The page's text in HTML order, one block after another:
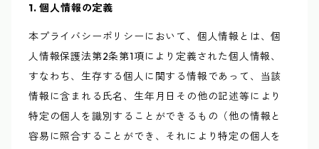
1. 個人情報の定義
本プライバシーポリシーにおいて、個人情報とは、個
人情報保護法第2条第1項により定義された個人情報、
すなわち、生存する個人に関する情報であって、当該
情報に含まれる氏名、生年月日その他の記述等により
特定の個人を識別することができるもの（他の情報と
容易に照合することができ、それにより特定の個人を